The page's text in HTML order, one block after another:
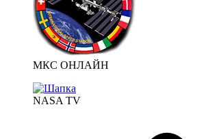
МКС ОНЛАЙН
NASA TV